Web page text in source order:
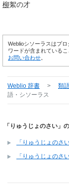
柳絮の才
Weblioシソーラスはプ
ワードが含まれている
お問い合わせ
Weblio 辞書 > 類
語・シソーラス
「りゅうじょのさい」
「りゅうじょのさ
「りゅうじょのさ